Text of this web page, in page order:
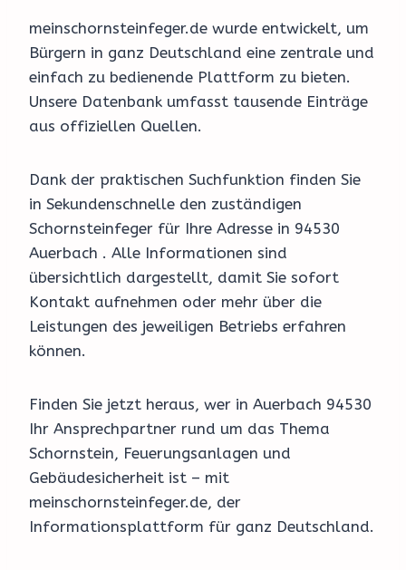
meinschornsteinfeger.de wurde entwickelt, um
Bürgern in ganz Deutschland eine zentrale und
einfach zu bedienende Plattform zu bieten.
Unsere Datenbank umfasst tausende Einträge
aus offiziellen Quellen.
Dank der praktischen Suchfunktion finden Sie
in Sekundenschnelle den zuständigen
Schornsteinfeger für Ihre Adresse in 94530
Auerbach . Alle Informationen sind
übersichtlich dargestellt, damit Sie sofort
Kontakt aufnehmen oder mehr über die
Leistungen des jeweiligen Betriebs erfahren
können.
Finden Sie jetzt heraus, wer in Auerbach 94530
Ihr Ansprechpartner rund um das Thema
Schornstein, Feuerungsanlagen und
Gebäudesicherheit ist – mit
meinschornsteinfeger.de, der
Informationsplattform für ganz Deutschland.